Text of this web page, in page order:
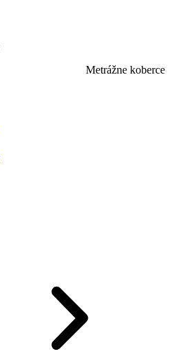
Metrážne koberce